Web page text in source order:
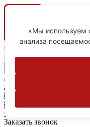
Ваш город
Пятигорск
Личный кабинет
8-800-775-59-89
8-800-775-59-89
+7 918 754-83-77
Заказать звонок
«Мы используем
анализа